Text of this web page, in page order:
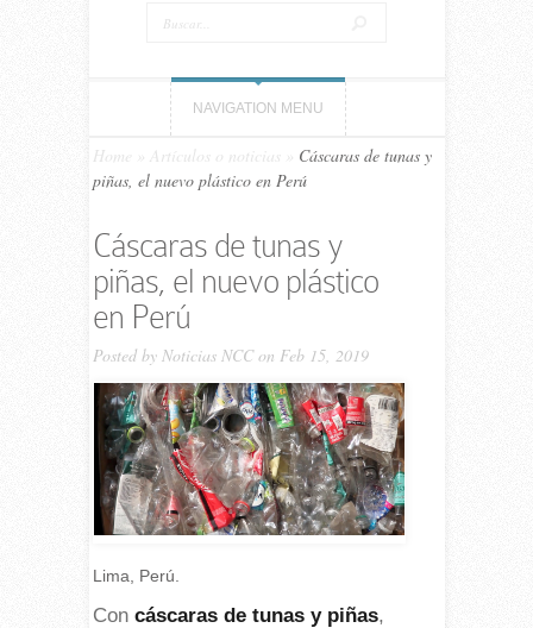
NAVIGATION MENU
Home Artículos o noticias
Cáscaras de tunas y
piñas, el nuevo plástico en Perú
Cáscaras de tunas y
piñas, el nuevo plástico
en Perú
Posted by Noticias NCCon Feb 15, 2019
Lima Perú.
Concáscaras de tunas y piñas,